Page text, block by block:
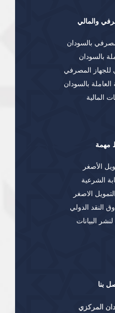
بنا
المركزي
والمالي
بالسودان
بالسودان
للجهاز المصرفي
بالسودان
المالية
مهمة
الأصغر
الشرعية
الاصغر
النقد الدولي
البيانات